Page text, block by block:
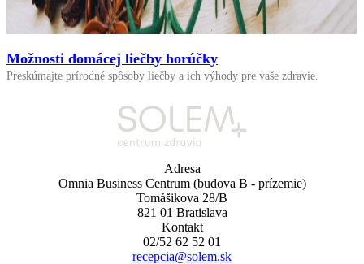
Možnosti domácej liečby horúčky
Preskúmajte prírodné spôsoby liečby a ich výhody pre vaše zdravie.
Adresa
Omnia Business Centrum (budova B - prízemie)
Tomášikova 28/B
821 01 Bratislava
Kontakt
02/52 62 52 01
recepcia@solem.sk